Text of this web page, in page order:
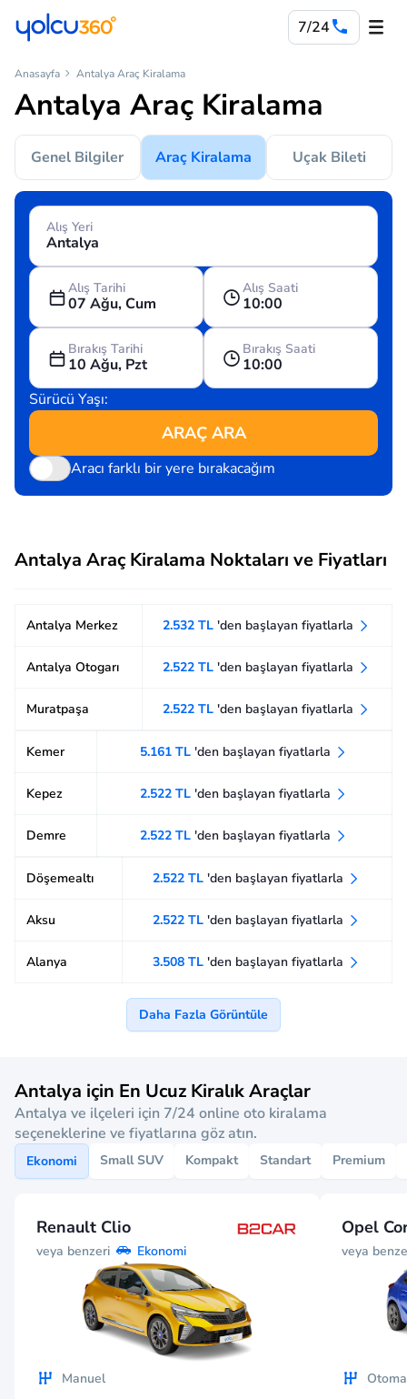
7/24
Anasayfa Antalya Araç Kiralama
Antalya Araç Kiralama
Genel Bilgiler Araç Kiralama Uçak Bileti
Alış Yeri
Alış Tarihi
07 Ağu, Cum
Alış Saati
10:00
Bırakış Tarihi
10 Ağu, Pzt
Bırakış Saati
10:00
Sürücü Yaşı:
ARAÇ ARA
Aracı farklı bir yere bırakacağım
Antalya Araç Kiralama Noktaları ve Fiyatları
Antalya Merkez 2.532 TL 'den başlayan fiyatlarla
Antalya Otogarı 2.522 TL 'den başlayan fiyatlarla
Muratpaşa 2.522 TL 'den başlayan fiyatlarla
Kemer 5.161 TL 'den başlayan fiyatlarla
Kepez 2.522 TL 'den başlayan fiyatlarla
Demre 2.522 TL 'den başlayan fiyatlarla
Döşemealtı 2.522 TL 'den başlayan fiyatlarla
Aksu 2.522 TL 'den başlayan fiyatlarla
Alanya 3.508 TL 'den başlayan fiyatlarla
Daha Fazla Görüntüle
Antalya için En Ucuz Kiralık Araçlar
Antalya ve ilçeleri için 7/24 online oto kiralama
seçeneklerine ve fiyatlarına göz atın.
Ekonomi Small SUV Kompakt Standart Premium
Renault Clio
veya benzeri Ekonomi
Manuel
Opel
veya